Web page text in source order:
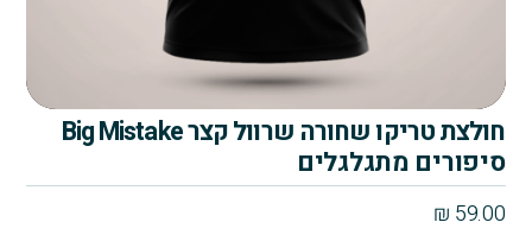
חולצת טריקו שחורה שרוול קצר Big Mistake
סיפורים מתגלגלים
₪ 59.00